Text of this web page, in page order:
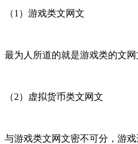
（1）游戏类文网文
最为人所道的就是游戏类的文
（2）虚拟货币类文网文
与游戏类文网文密不可分，游